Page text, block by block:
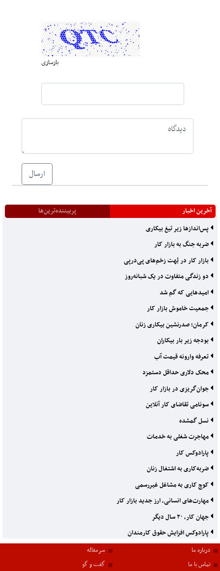
بازسازی
ارسال
آخرین اخبار
پربیننده‌ترین‌ها
پس‌اندازها زیر تیغ بیکاری
ضربه جنگ به بازار کار
بازار کار در بُهت زخم‌های پی‌درپی
دو زندگی متفاوت در یک شبانه‌روز
امیدهایی که گم شد
جمعیت خاموش بازار کار
کرمان؛ صدرنشین بیکاری زنان
بودجه زیر بار بیکاران
تعرفه وارونه قیمت آب
محک دلاری حداقل دستمزد
جوان‌گریزی در بازار کار
سونامی تقاضای کار آنلاین
نسل گمشده
مهاجرت شغلی به خدمات
پارادوکس کار
ضربه‌کاری به اشتغال زنان
کوچ کاری به مشاغل غیررسمی
مهارت‌های انسانی، ارز جدید بازار کار
جهان کار، ۲۰ سال دیگر
پارادوکس افزایش حقوق کارمندان
درباره ما
تماس با ما
سرمقاله
گفت و گو